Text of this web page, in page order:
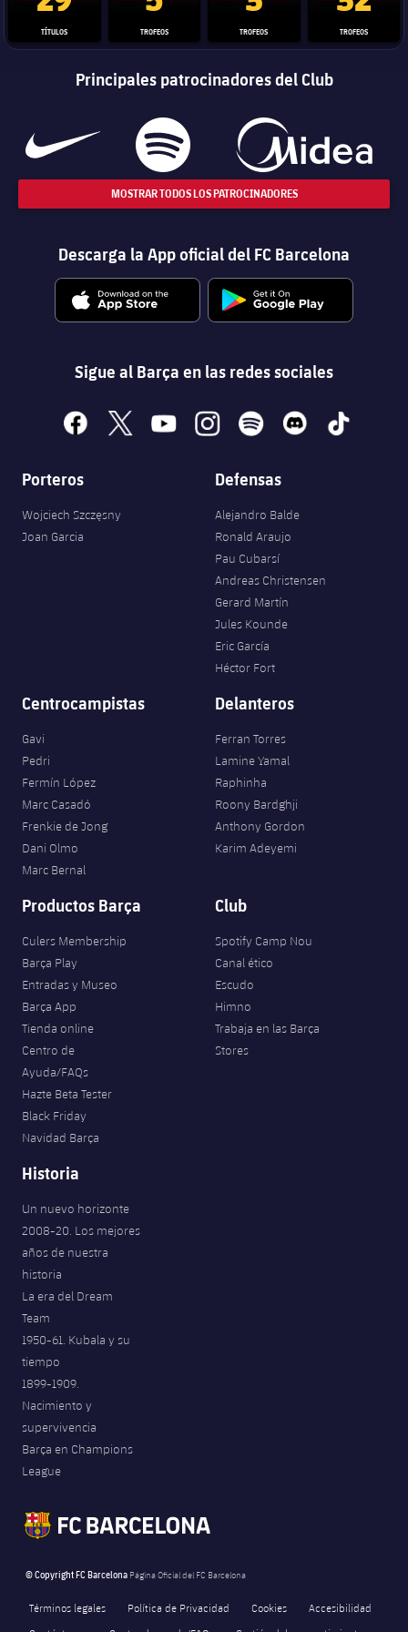
TÍTULOS TROFEOS TROFEOS TROFEOS
Principales patrocinadores del Club
MOSTRAR TODOS LOS PATROCINADORES
Descarga la App oficial del FC Barcelona
Sigue al Barça en las redes sociales
facebook
x youtubeinstagramspotify discord tiktok
Porteros
Wojciech Szczęsny
Joan Garcia
Defensas
Alejandro Balde
Ronald Araujo
Pau Cubarsí
Andreas Christensen
Gerard Martín
Jules Kounde
Eric García
Héctor Fort
Centrocampistas
Gavi
Pedri
Fermín López
Marc Casadó
Frenkie de Jong
Dani Olmo
Marc Bernal
Delanteros
Ferran Torres
Lamine Yamal
Raphinha
Roony Bardghji
Anthony Gordon
Karim Adeyemi
Productos Barça
Culers Membership
Barça Play
Entradas y Museo
Barça App
Tienda online
Centro de
Ayuda/FAQs
Hazte Beta Tester
Black Friday
Navidad Barça
Club
Spotify Camp Nou
Canal ético
Escudo
Himno
Trabaja en las Barça
Stores
Historia
Un nuevo horizonte
2008-20. Los mejores
años de nuestra
historia
La era del Dream
Team
1950-61. Kubala y su
tiempo
1899-1909.
Nacimiento y
supervivencia
Barça en Champions
League
© Copyright FC Barcelona Página Oficial del FC Barcelona
Términos legales Política de Privacidad Cookies
Accesibilidad